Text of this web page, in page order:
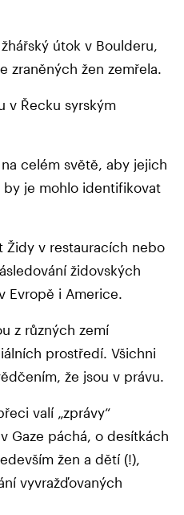
útok v Boulderu,
zraněných žen zemřela.
v Řecku syrským
celém světě, aby jejich
je mohlo identifikovat
Židy v restauracích nebo
židovských
Evropě i Americe.
z různých zemí
prostředí. Všichni
že jsou v právu.
valí „zprávy“
Gaze páchá, o desítkách
žen a dětí (!),
vyvražďovaných